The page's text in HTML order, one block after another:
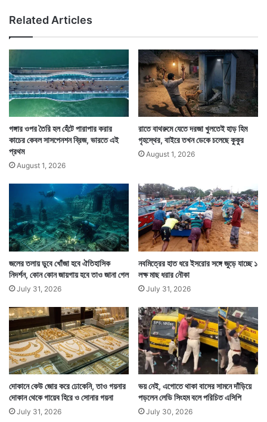
(সংবাদ সংস্থার সাহায্য নিয়ে লেখা)
Tags National News
বা
রে
র
স
দ
স্য
খ
ত
ম
জ
ঙ্গি
Related Articles
গঙ্গার ওপর তৈরি হল হেঁটে পারাপার করার
কাচের কেবল সাসপেনশন ব্রিজ, ভারতে এই
প্রথম
August 1, 2026
রাতে বাথরুমে যেতে দরজা খুলতেই হাড় হিম
গৃহস্থের, বাইরে তখন ডেকে চলেছে কুকুর
August 1, 2026
জলের তলায় ডুবে খোঁজা হবে ঐতিহাসিক
নিদর্শন, কোন কোন জায়গায় হবে তাও জানা গেল
July 31, 2026
নবমিত্রের হাত ধরে ইসরোর সঙ্গে জুড়ে যাচ্ছে ১
লক্ষ মাছ ধরার নৌকা
July 31, 2026
দোকানে কেউ জোর করে ঢোকেনি, তাও গয়নার
দোকান থেকে গায়েব হিরে ও সোনার গয়না
July 31, 2026
ভয় নেই, এগোতে থাকা বাসের সামনে দাঁড়িয়ে
পড়লেন লেডি সিংহম বলে পরিচিত এসিপি
July 30, 2026